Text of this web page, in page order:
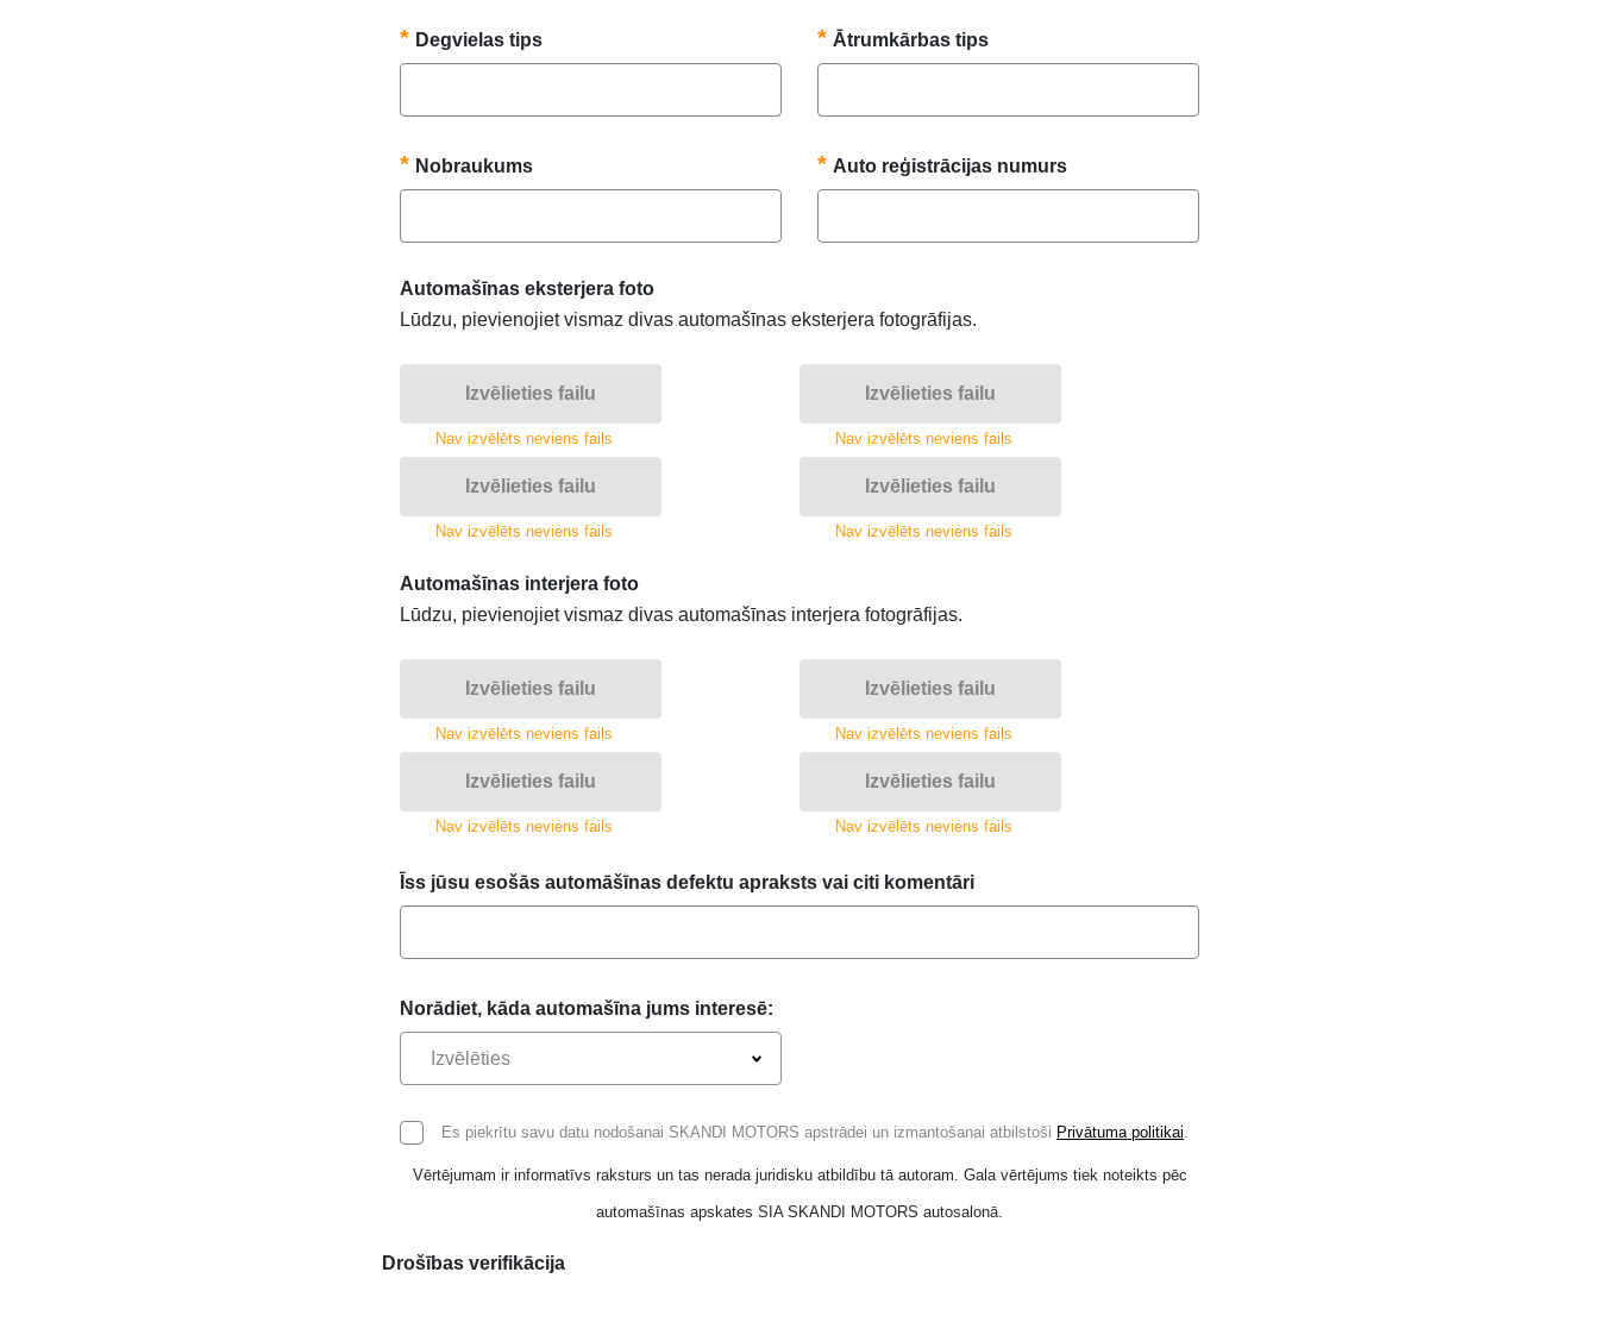
Degvielas tips Ātrumkārbas tips
Nobraukums Auto reģistrācijas numurs
Automašīnas eksterjera foto
Lūdzu, pievienojiet vismaz divas automašīnas eksterjera fotogrāfijas.
Izvēlieties failu
Nav izvēlēts neviens fails
Izvēlieties failu
Nav izvēlēts neviens fails
Izvēlieties failu
Nav izvēlēts neviens fails
Izvēlieties failu
Nav izvēlēts neviens fails
Automašīnas interjera foto
Lūdzu, pievienojiet vismaz divas automašīnas interjera fotogrāfijas.
Izvēlieties failu
Nav izvēlēts neviens fails
Izvēlieties failu
Nav izvēlēts neviens fails
Izvēlieties failu
Nav izvēlēts neviens fails
Izvēlieties failu
Nav izvēlēts neviens fails
Īss jūsu esošās automāšīnas defektu apraksts vai citi komentāri
Norādiet, kāda automašīna jums interesē:
Izvēlēties
Es piekrītu savu datu nodošanai SKANDI MOTORS apstrādei un izmantošanai atbilstoši Privātuma politikai.
Vērtējumam ir informatīvs raksturs un tas nerada juridisku atbildību tā autoram. Gala vērtējums tiek noteikts pēc
automašīnas apskates SIA SKANDI MOTORS autosalonā.
Drošības verifikācija